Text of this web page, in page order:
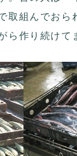
取組んでおら
ら作り続けて